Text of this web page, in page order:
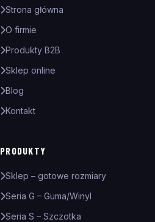
Strona główna
O firmie
Produkty B2B
Sklep online
Blog
Kontakt
PRODUKTY
Sklep – gotowe rozmiary
Seria G – Guma/Winyl
Seria S – Szczotka